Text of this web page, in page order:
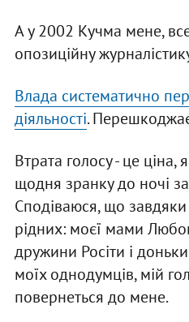
А у 2002 Кучма мене,
опозиційну
Влада систематично
діяльності.
Втрата голосу - це ціна,
щодня зранку до ночі
Сподіваюся, що
рідних: моєї мами
дружини Росіти і
моїх однодумців, мій
повернеться до мене.